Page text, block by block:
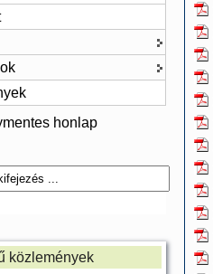
közlemények